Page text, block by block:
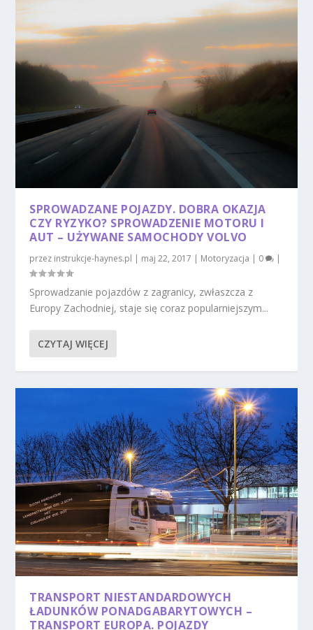
SPROWADZANE POJAZDY. DOBRA OKAZJA
CZY RYZYKO? SPROWADZENIE MOTORU I
AUT – UŻYWANE SAMOCHODY VOLVO
przez instrukcje-haynes.pl | maj 22, 2017 | Motoryzacja | 0 |
Sprowadzanie pojazdów z zagranicy, zwłaszcza z
Europy Zachodniej, staje się coraz popularniejszym...
CZYTAJ WIĘCEJ
TRANSPORT NIESTANDARDOWYCH
ŁADUNKÓW PONADGABARYTOWYCH –
TRANSPORT EUROPA. POJAZDY